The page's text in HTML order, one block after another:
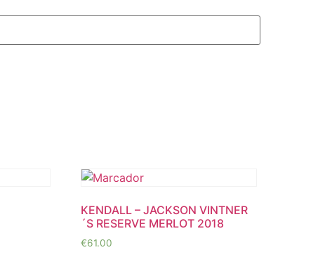
KENDALL – JACKSON VINTNER
´S RESERVE MERLOT 2018
€61.00